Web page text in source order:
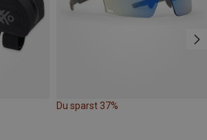
Du sparst 37%